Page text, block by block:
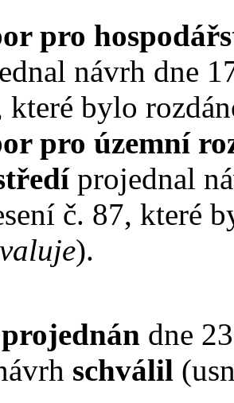
pro
návrh dne
které bylo
pro územní
projednal
č. 87, které
).
projednán dne
schválil